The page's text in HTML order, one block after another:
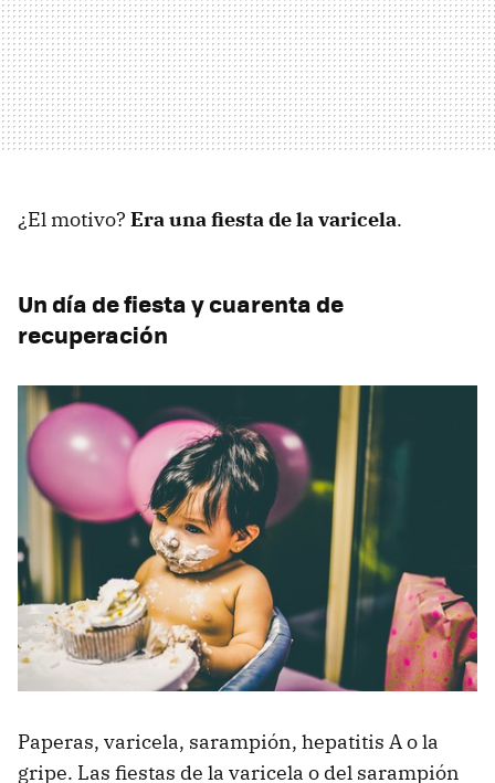
¿El motivo? Era una fiesta de la varicela.
Un día de fiesta y cuarenta de
recuperación
Paperas, varicela, sarampión, hepatitis A o la
gripe. Las fiestas de la varicela o del sarampión